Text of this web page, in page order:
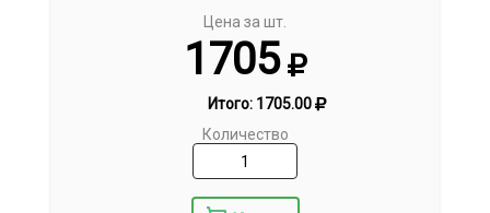
Цена за шт.
1705
Итого: 1705.00
Количество